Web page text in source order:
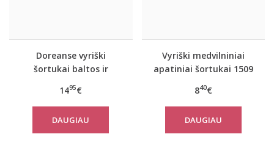
Doreanse vyriški
šortukai baltos ir
1495€
DAUGIAU
Vyriški medvilniniai
apatiniai šortukai 1509
840€
DAUGIAU